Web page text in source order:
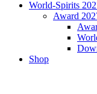
World-Spirits
Award
Shop